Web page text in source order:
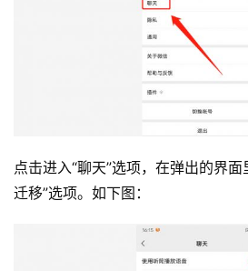
点击进入“聊天”选项，在弹出的界
迁移”选项。如下图：